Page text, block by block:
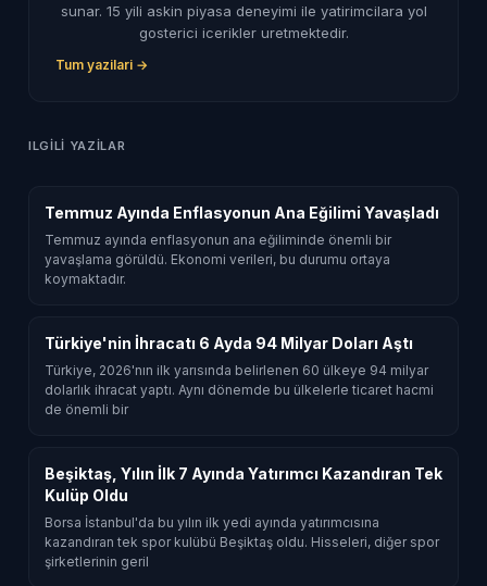
sunar. 15 yili askin piyasa deneyimi ile yatirimcilara yol
gosterici icerikler uretmektedir.
Tum yazilari →
ILGILI YAZILAR
Temmuz Ayında Enflasyonun Ana Eğilimi Yavaşladı
Temmuz ayında enflasyonun ana eğiliminde önemli bir
yavaşlama görüldü. Ekonomi verileri, bu durumu ortaya
koymaktadır.
Türkiye'nin İhracatı 6 Ayda 94 Milyar Doları Aştı
Türkiye, 2026'nın ilk yarısında belirlenen 60 ülkeye 94 milyar
dolarlık ihracat yaptı. Aynı dönemde bu ülkelerle ticaret hacmi
de önemli bir
Beşiktaş, Yılın İlk 7 Ayında Yatırımcı Kazandıran Tek
Kulüp Oldu
Borsa İstanbul'da bu yılın ilk yedi ayında yatırımcısına
kazandıran tek spor kulübü Beşiktaş oldu. Hisseleri, diğer spor
şirketlerinin geril